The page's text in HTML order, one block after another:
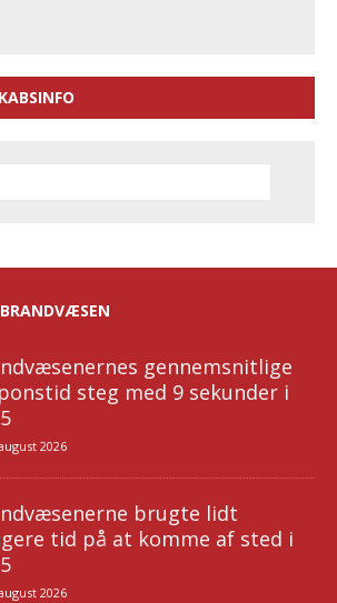
gennemsnitlige
steg med 9 sekunder i
2026
brugte lidt
tid på at komme af sted i
2026